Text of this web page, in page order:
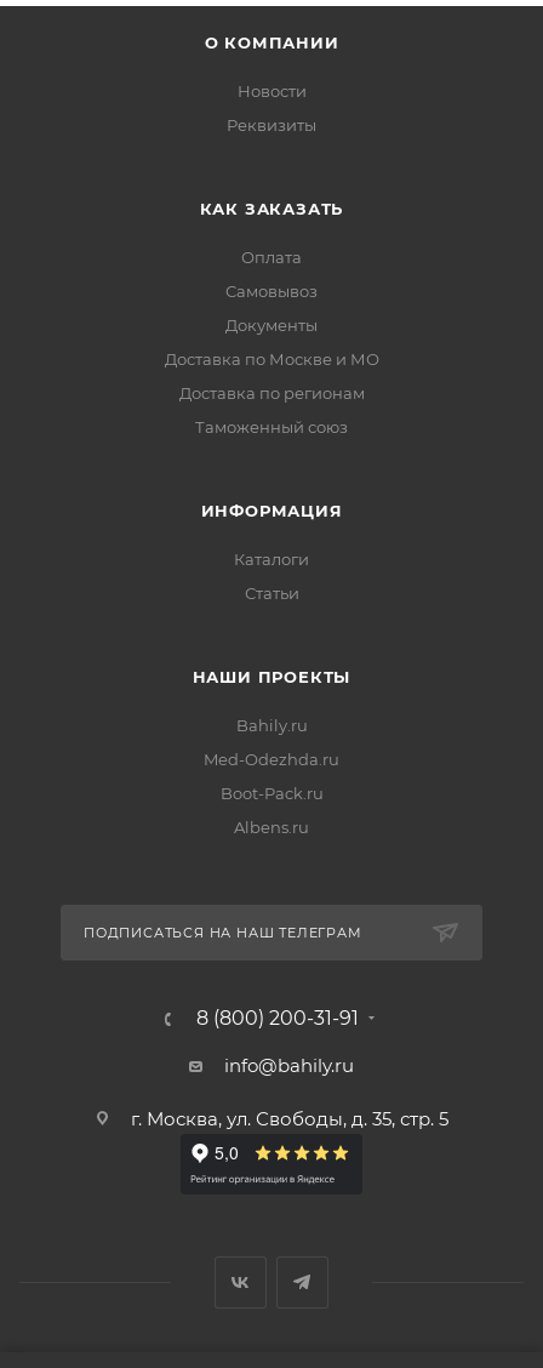
О КОМПАНИИ
Новости
Реквизиты
КАК ЗАКАЗАТЬ
Оплата
Самовывоз
Документы
Доставка по Москве и МО
Доставка по регионам
Таможенный союз
ИНФОРМАЦИЯ
Каталоги
Статьи
НАШИ ПРОЕКТЫ
Bahily.ru
Med-Odezhda.ru
Boot-Pack.ru
Albens.ru
ПОДПИСАТЬСЯ НА НАШ ТЕЛЕГРАМ
8 (800) 200-31-91
info@bahily.ru
г. Москва, ул. Свободы, д. 35, стр. 5